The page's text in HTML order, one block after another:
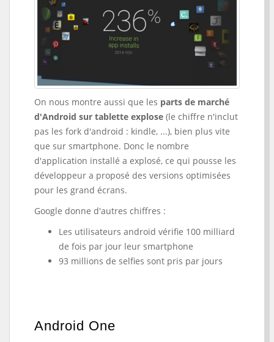
On nous montre aussi que les parts de marché
d'Android sur tablette explose (le chiffre n'inclut
pas les fork d'android : kindle, ...), bien plus vite
que sur smartphone. Donc le nombre
d'application installé a explosé, ce qui pousse les
développeur a proposé des versions optimisées
pour les grand écrans.
Google donne d'autres chiffres :
Les utilisateurs android vérifie 100 milliard
de fois par jour leur smartphone
93 millions de selfies sont pris par jours
Android One